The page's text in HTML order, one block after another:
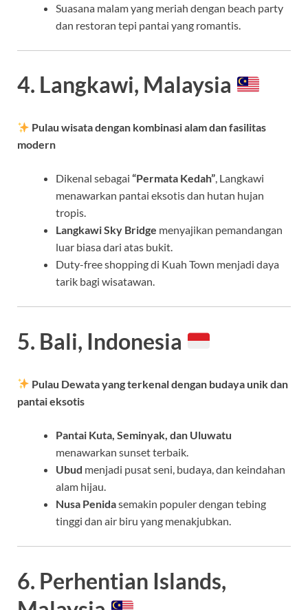
Suasana malam yang meriah dengan beach party
dan restoran tepi pantai yang romantis.
4. Langkawi, Malaysia
Pulau wisata dengan kombinasi alam dan fasilitas
modern
Dikenal sebagai “Permata Kedah”, Langkawi
menawarkan pantai eksotis dan hutan hujan
tropis.
Langkawi Sky Bridge menyajikan pemandangan
luar biasa dari atas bukit.
Duty-free shopping di Kuah Town menjadi daya
tarik bagi wisatawan.
5. Bali, Indonesia
Pulau Dewata yang terkenal dengan budaya unik dan
pantai eksotis
Pantai Kuta, Seminyak, dan Uluwatu
menawarkan sunset terbaik.
Ubud menjadi pusat seni, budaya, dan keindahan
alam hijau.
Nusa Penidasemakin populer dengan tebing
tinggi dan air biru yang menakjubkan.
6. Perhentian Islands,